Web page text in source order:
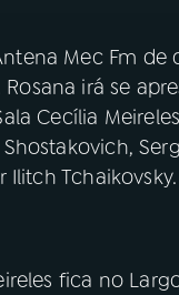
Mec Fm
Rosana irá se
Cecília
Ilitch
fica no